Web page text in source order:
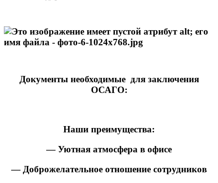
Документы необходимые для заключения
ОСАГО:
Наши преимущества:
— Уютная атмосфера в офисе
— Доброжелательное отношение сотрудников